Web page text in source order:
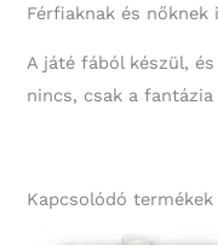
Férfiaknak és
A játé fából készül,
nincs, csak a
Kapcsolódó termékek